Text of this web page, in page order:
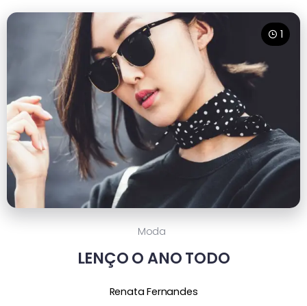
1
Moda
LENÇO O ANO TODO
Renata Fernandes